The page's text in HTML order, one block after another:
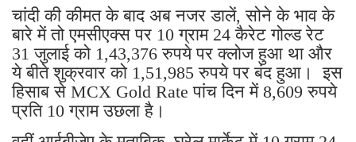
चांदी की कीमत के बाद अब नजर डालें, सोने के भाव के
बारे में तो एमसीएक्स पर 10 ग्राम 24 कैरेट गोल्ड रेट
31 जुलाई को 1,43,376 रुपये पर क्लोज हुआ था और
ये बीते शुक्रवार को 1,51,985 रुपये पर बंद हुआ। इस
हिसाब से MCX Gold Rate पांच दिन में 8,609 रुपये
प्रति 10 ग्राम उछला है।